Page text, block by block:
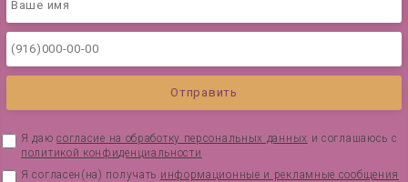
Я даюсогласие на обработку персональных данных и соглашаюсь с
политикой конфиденциальности
Я согласен(на) получать информационные и рекламные сообщения